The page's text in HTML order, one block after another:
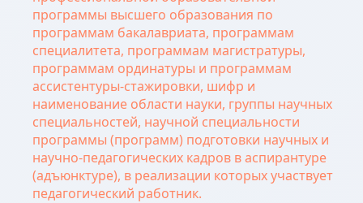
программы высшего образования по
программам бакалавриата, программам
специалитета, программам магистратуры,
программам ординатуры и программам
ассистентуры-стажировки, шифр и
наименование области науки, группы научных
специальностей, научной специальности
программы (программ) подготовки научных и
научно-педагогических кадров в аспирантуре
(адъюнктуре), в реализации которых участвует
педагогический работник.